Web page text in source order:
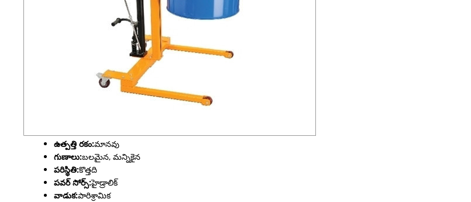
ఉత్పత్తి రకం:మానవు
గుణాలు:బలమైన, మన్నికైన
పరిస్థితి:కొత్తది
పవర్ సోర్స్:హైడ్రాలిక్
వాడుక:పారిశ్రామిక